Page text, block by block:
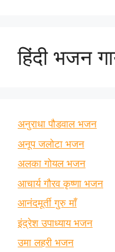
हिंदी भजन
अनुराधा पौडवाल भजन
अनूप जलोटा भजन
अलका गोयल भजन
आचार्य गौरव कृष्णा भजन
आनंदमूर्ती गुरु माँ
इंद्रेश उपाध्याय भजन
उमा लहरी भजन